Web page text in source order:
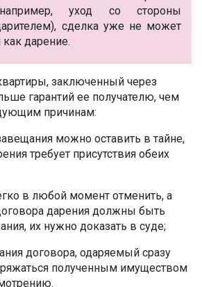
уход со стороны
сделка уже не может
как дарение.
заключенный через
гарантий ее получателю, чем
причинам:
можно оставить в тайне,
требует присутствия обеих
в любой момент отменить, а
дарения должны быть
их нужно доказать в суде;
договора, одаряемый сразу
полученным имуществом